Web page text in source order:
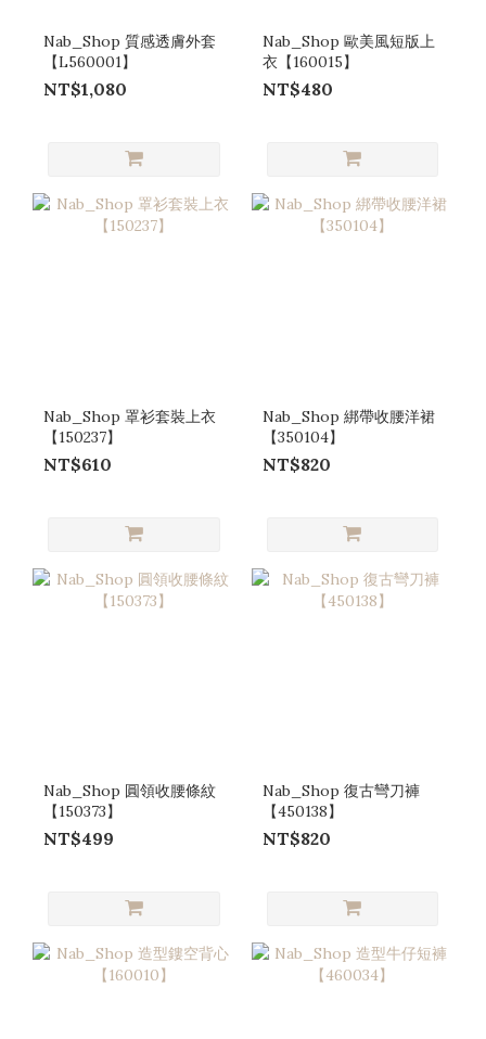
Nab_Shop 質感透膚外套
【L560001】
NT$1,080
Nab_Shop 歐美風短版上
衣【160015】
NT$480
Nab_Shop 罩衫套裝上衣
【150237】
NT$610
Nab_Shop 綁帶收腰洋裙
【350104】
NT$820
Nab_Shop 圓領收腰條紋
【150373】
NT$499
Nab_Shop 復古彎刀褲
【450138】
NT$820